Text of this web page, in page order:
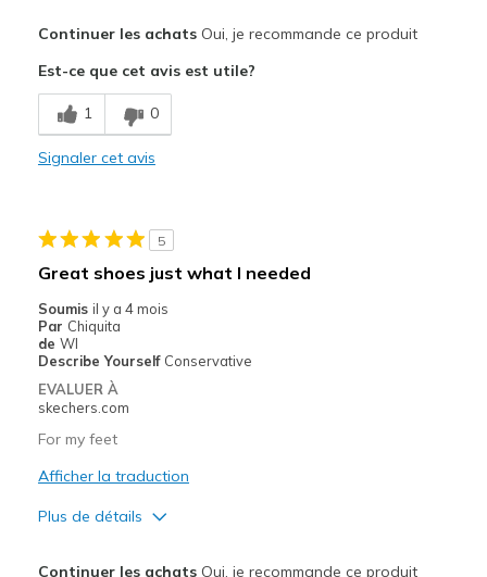
Breathe Well
Comfortable
Casual Wear
Width
Sizing
Feels true to size
View On Shoes
Continuer les achatsOui, je recommande ce produit
Est-ce que cet avis est utile?
1 0
Signaler cet avis
5
Great shoes just what I needed
Soumis il y a 4 mois
Par Chiquita
de WI
Describe Yourself Conservative
EVALUER À
skechers.com
For my feet
Afficher la traduction
Plus de détails
Continuer les achatsOui, je recommande ce produit